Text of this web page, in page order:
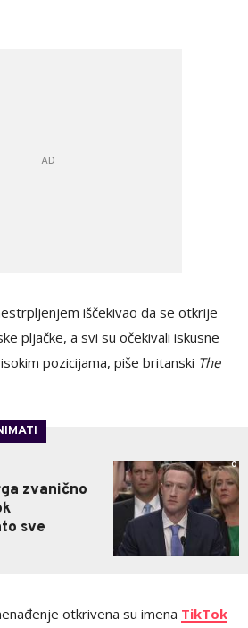
iščekivao da se otkrije
pljačke, a svi su očekivali iskusne
pozicijama, piše britanski The
zvanično
sve
0
otkrivena su imena TikTok